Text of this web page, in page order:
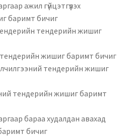
баримтуудын загвар
ажил гүйцэтгүүлэх
баримт бичиг
тендерийн тендерийн жишиг
тендерийн жишиг баримт бичиг
тендерийн жишиг
тендерийн жишиг баримт
бараа худалдан авахад
бичиг